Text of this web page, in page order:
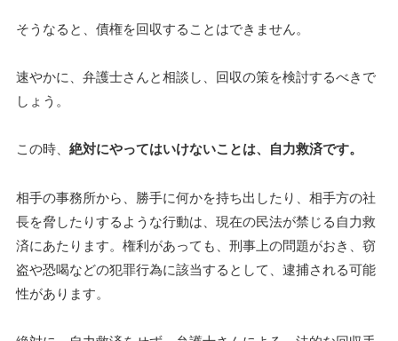
そうなると、債権を回収することはできません。
速やかに、弁護士さんと相談し、回収の策を検討するべきで
しょう。
この時、 絶対にやってはいけないことは、自力救済です。
相手の事務所から、勝手に何かを持ち出したり、相手方の社
長を脅したりするような行動は、現在の民法が禁じる自力救
済にあたります。権利があっても、刑事上の問題がおき、窃
盗や恐喝などの犯罪行為に該当するとして、逮捕される可能
性があります。